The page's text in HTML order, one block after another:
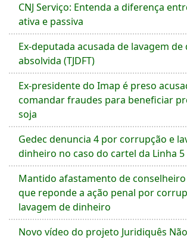
CNJ Serviço: Entenda a diferença
ativa e passiva
Ex-deputada acusada de lavagem
absolvida (TJDFT)
Ex-presidente do Imap é preso
comandar fraudes para beneficiar
soja
Gedec denuncia 4 por corrupção e
dinheiro no caso do cartel da Linha
Mantido afastamento de conselheiro
que reponde a ação penal por
lavagem de dinheiro
Novo vídeo do projeto Juridiquês